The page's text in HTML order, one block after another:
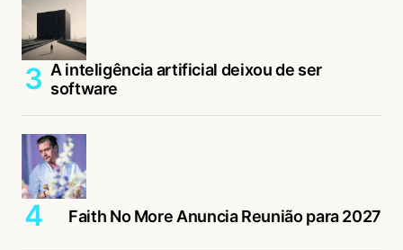
A inteligência artificial deixou de ser
software
Faith No More Anuncia Reunião para 2027